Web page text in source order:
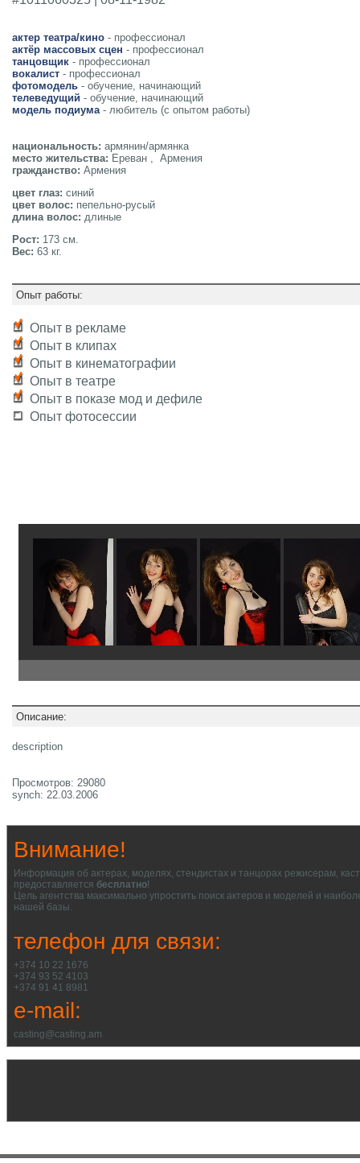
актер театра/кино - профессионал
актёр массовых сцен - профессионал
танцовщик - профессионал
вокалист - профессионал
фотомодель - обучение, начинающий
телеведущий - обучение, начинающий
модель подиума - любитель (с опытом работы)
национальность: армянин/армянка
место жительства: Ереван , Армения
гражданство: Армения
цвет глаз: синий
цвет волос: пепельно-русый
длина волос: длиные
Рост: 173 см.
Вес: 63 кг.
Опыт работы:
Опыт в рекламе
Опыт в клипах
Опыт в кинематографии
Опыт в театре
Опыт в показе мод и дефиле
Опыт фотосессии
Описание:
description
Просмотров: 29080
synch: 22.03.2006
Внимание!
Информация об актерах, моделях, стендистах и танцорах режисерам,
предоставляется бесплатно!
Цель агентства максимально упростить поиск актеров и моделей и
нашей базы.
телефон для связи:
+374 10 22 1676
+374 93 52 4103
+374 91 41 8981
e-mail:
casting@casting.am